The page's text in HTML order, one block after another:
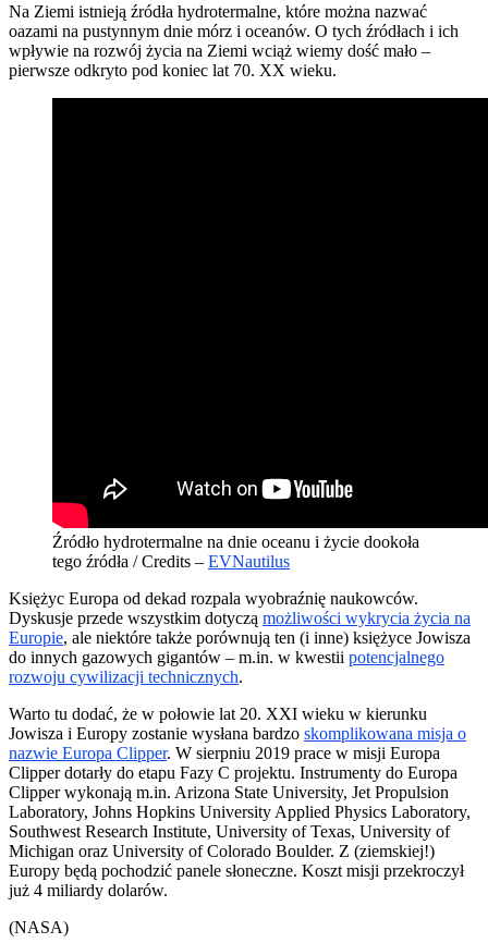
Na Ziemi istnieją źródła hydrotermalne, które można nazwać
oazami na pustynnym dnie mórz i oceanów. O tych źródłach i ich
wpływie na rozwój życia na Ziemi wciąż wiemy dość mało –
pierwsze odkryto pod koniec lat 70. XX wieku.
Źródło hydrotermalne na dnie oceanu i życie dookoła
tego źródła / Credits – EVNautilus
Księżyc Europa od dekad rozpala wyobraźnię naukowców.
Dyskusje przede wszystkim dotyczą możliwości wykrycia życia na
Europie, ale niektóre także porównują ten (i inne) księżyce Jowisza
do innych gazowych gigantów – m.in. w kwestii potencjalnego
rozwoju cywilizacji technicznych.
Warto tu dodać, że w połowie lat 20. XXI wieku w kierunku
Jowisza i Europy zostanie wysłana bardzo skomplikowana misja o
nazwie Europa Clipper. W sierpniu 2019 prace w misji Europa
Clipper dotarły do etapu Fazy C projektu. Instrumenty do Europa
Clipper wykonają m.in. Arizona State University, Jet Propulsion
Laboratory, Johns Hopkins University Applied Physics Laboratory,
Southwest Research Institute, University of Texas, University of
Michigan oraz University of Colorado Boulder. Z (ziemskiej!)
Europy będą pochodzić panele słoneczne. Koszt misji przekroczył
już 4 miliardy dolarów.
(NASA)